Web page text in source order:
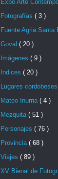
Expo Arte
Fotografías ( 3 )
Fuente Agria Santa
Goval ( 20 )
Imágenes ( 9 )
Indices ( 20 )
Lugares cordobeses
Mateo Inurria ( 4 )
Mezquita ( 51 )
Personajes ( 76 )
Provincia ( 68 )
Viajes ( 89 )
XV Bienal de